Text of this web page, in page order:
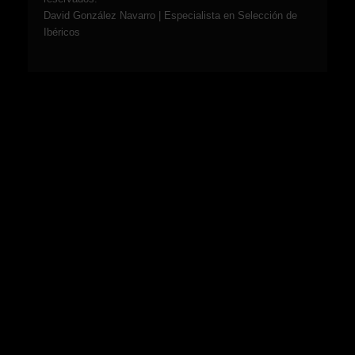
David González Navarro | Especialista en Selección de
Ibéricos